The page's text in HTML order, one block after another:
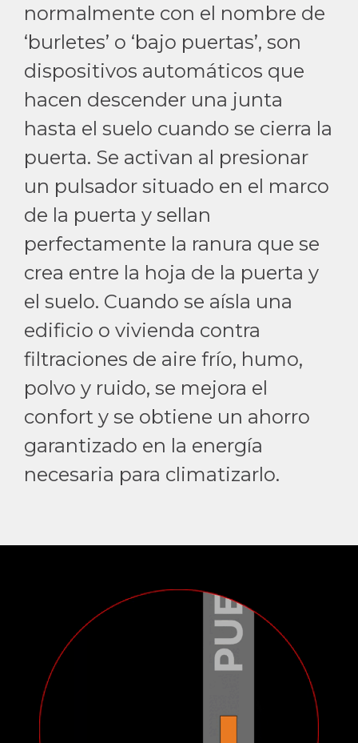
normalmente con el nombre de
‘burletes’ o ‘bajo puertas’, son
dispositivos automáticos que
hacen descender una junta
hasta el suelo cuando se cierra la
puerta. Se activan al presionar
un pulsador situado en el marco
de la puerta y sellan
perfectamente la ranura que se
crea entre la hoja de la puerta y
el suelo. Cuando se aísla una
edificio o vivienda contra
filtraciones de aire frío, humo,
polvo y ruido, se mejora el
confort y se obtiene un ahorro
garantizado en la energía
necesaria para climatizarlo.